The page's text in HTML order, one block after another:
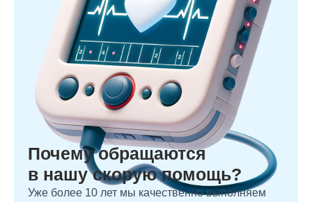
Почему обращаются
в нашу скорую помощь?
Уже более 10 лет мы качественно выполняем